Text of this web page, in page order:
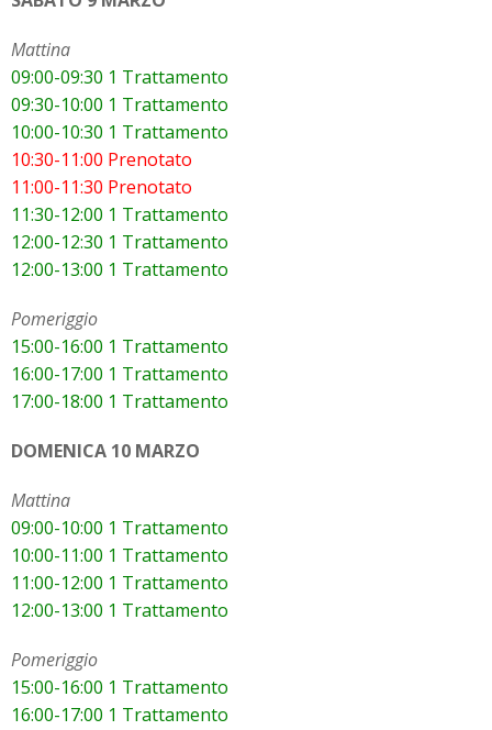
Mattina
09:00-09:30 1 Trattamento
09:30-10:00 1 Trattamento
10:00-10:30 1 Trattamento
10:30-11:00 Prenotato
11:00-11:30 Prenotato
11:30-12:00 1 Trattamento
12:00-12:30 1 Trattamento
12:00-13:00 1 Trattamento
Pomeriggio
15:00-16:00 1 Trattamento
16:00-17:00 1 Trattamento
17:00-18:00 1 Trattamento
DOMENICA 10 MARZO
Mattina
09:00-10:00 1 Trattamento
10:00-11:00 1 Trattamento
11:00-12:00 1 Trattamento
12:00-13:00 1 Trattamento
Pomeriggio
15:00-16:00 1 Trattamento
16:00-17:00 1 Trattamento